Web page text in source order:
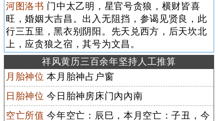
河图洛书 门中太乙明，星官号贪狼，横财皆喜
旺，婚姻大吉昌。出入无阻挡，参谒见贤良，此
行三五里，黑衣别阴阳。先天兑西方，后天坎北
上，应贪狼之宿，其号为文昌。
祥风黄历三百余年坚持人工推算
月胎神位 本月胎神占户窗
日胎神位 今日胎神房床门內內南
空亡所值 今年空亡：辰巳，本月空亡：子丑，今